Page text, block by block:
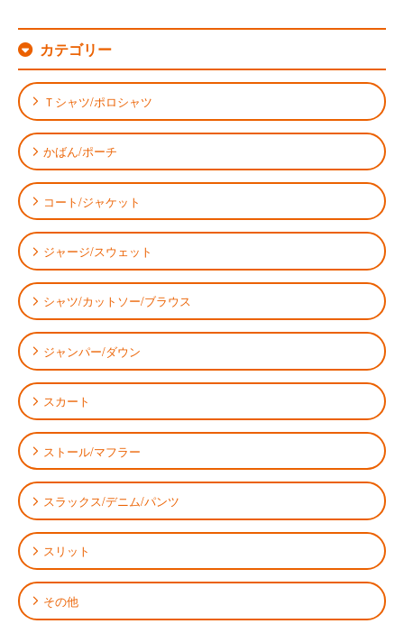
カテゴリー
Ｔシャツ/ポロシャツ
かばん/ポーチ
コート/ジャケット
ジャージ/スウェット
シャツ/カットソー/ブラウス
ジャンパー/ダウン
スカート
ストール/マフラー
スラックス/デニム/パンツ
スリット
その他